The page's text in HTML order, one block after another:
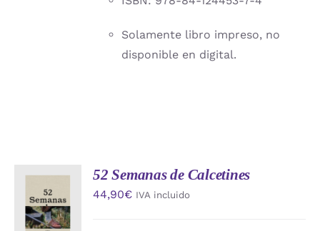
Solamente libro impreso, no
disponible en digital.
AL
CARRITO
/
52 Semanas de Calcetines
44,90€ IVA incluido